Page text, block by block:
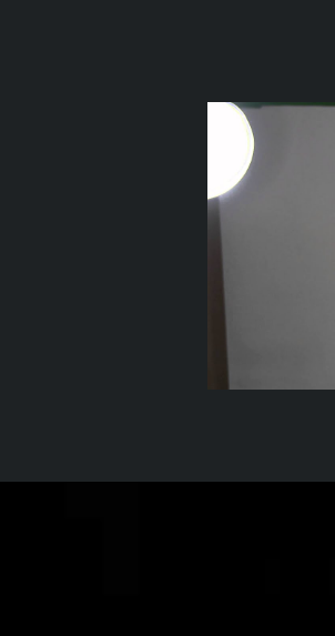
Video
přehrávač